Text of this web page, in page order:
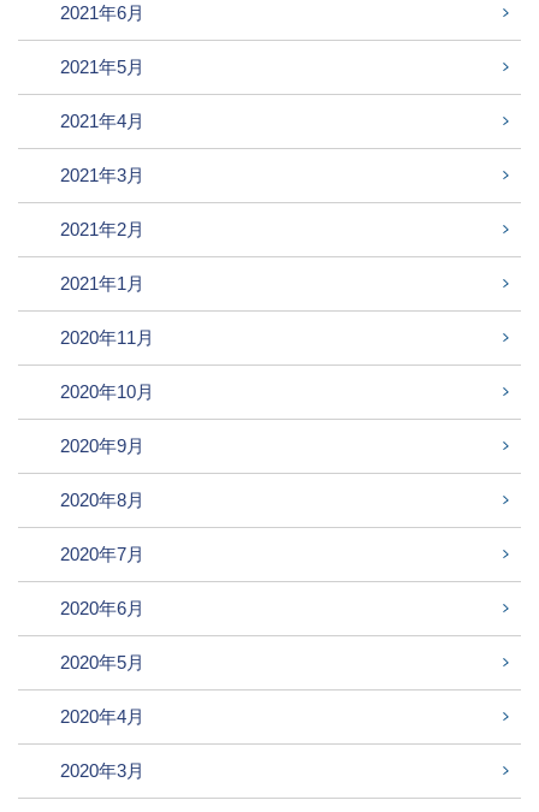
2021年6月
2021年5月
2021年4月
2021年3月
2021年2月
2021年1月
2020年11月
2020年10月
2020年9月
2020年8月
2020年7月
2020年6月
2020年5月
2020年4月
2020年3月